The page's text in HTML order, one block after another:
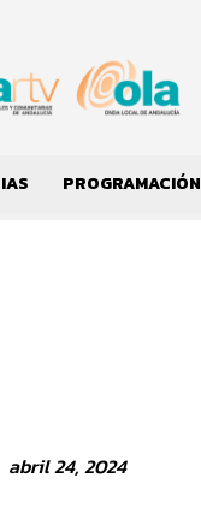
PROGRAMACIÓN
abril 24, 2024